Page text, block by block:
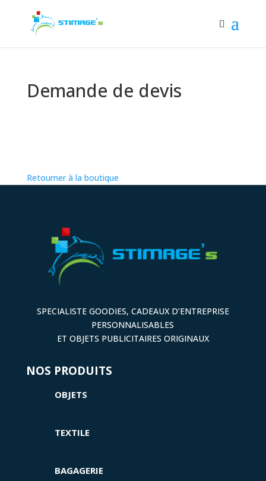
Demande de devis
Retourner à la boutique
SPECIALISTE GOODIES, CADEAUX D’ENTREPRISE
PERSONNALISABLES
ET OBJETS PUBLICITAIRES ORIGINAUX
NOS PRODUITS
OBJETS
TEXTILE
BAGAGERIE